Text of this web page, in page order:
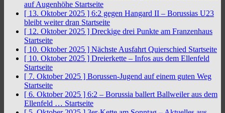
auf Augenhöhe Startseite
[ 13. Oktober 2025 ] 6:2 gegen Hangard II – Borussias U23
bleibt weiter dran Startseite
[ 12. Oktober 2025 ] Dreckige drei Punkte am Franzenhaus
Startseite
[ 10. Oktober 2025 ] Nächste Ausfahrt Quierschied Startseite
[ 10. Oktober 2025 ] Dreierkette – Infos aus dem Ellenfeld
Startseite
[ 7. Oktober 2025 ] Borussen-Jugend auf einem guten Weg
Startseite
[ 6. Oktober 2025 ] 6:2 – Borussia ballert Ballweiler aus dem
Ellenfeld … Startseite